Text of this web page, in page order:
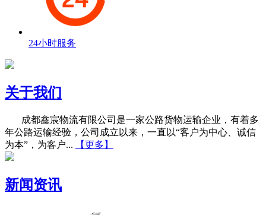
24小时服务
关于我们
成都鑫宸物流有限公司是一家公路货物运输企业，有着多
年公路运输经验，公司成立以来，一直以“客户为中心、诚信
为本”，为客户...
【更多】
新闻资讯